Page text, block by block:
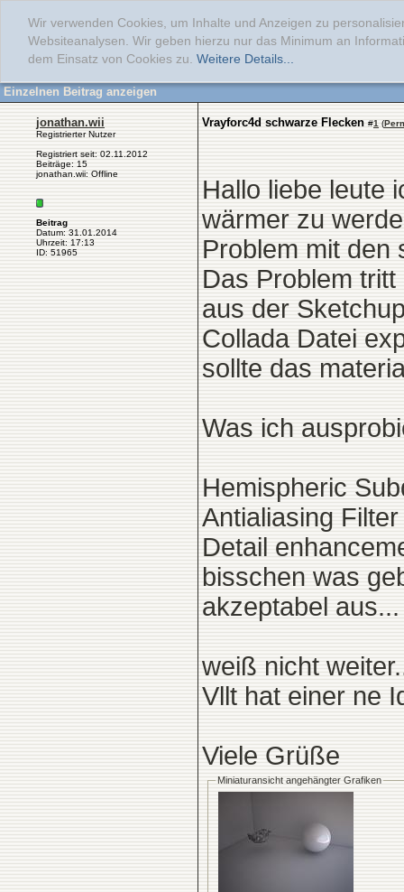
Wir verwenden Cookies, um Inhalte und Anzeigen zu
Websiteanalysen. Wir geben hierzu nur das Minimum an
dem Einsatz von Cookies zu. Weitere Details...
Einzelnen Beitrag anzeigen
jonathan.wii
Registrierter Nutzer
Registriert seit: 02.11.2012
Beiträge: 15
jonathan.wii: Offline
Beitrag
Datum: 31.01.2014
Uhrzeit: 17:13
ID: 51965
Vrayforc4d schwarze Flecken #1 (
Hallo liebe leute
wärmer zu
Problem mit den
Das Problem
aus der
Collada Datei
sollte das
Was ich
Hemispheric
Antialiasing
Detail
bisschen was
akzeptabel aus...
weiß nicht
Vllt hat einer ne
Viele Grüße
Miniaturansicht angehängter Grafiken